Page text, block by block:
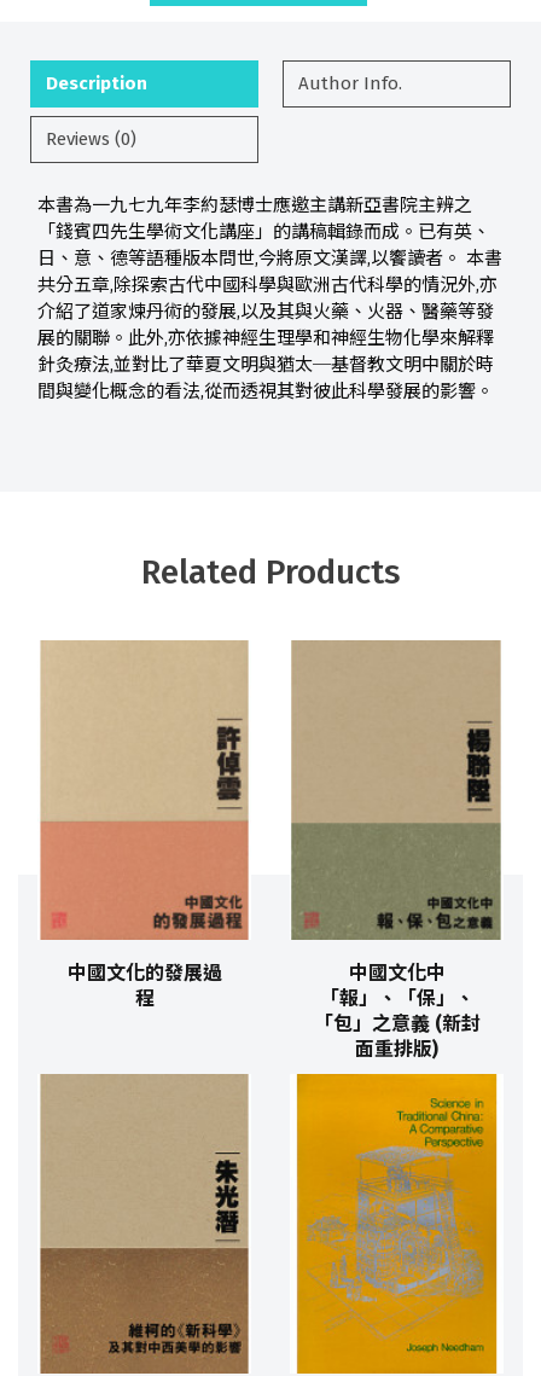
Description Author Info.
Reviews (0)
本書為一九七九年李約瑟博士應邀主講新亞書院主辨之
「錢賓四先生學術文化講座」的講稿輯錄而成。已有英、
日、意、德等語種版本問世,今將原文漢譯,以饗讀者。 本書
共分五章,除探索古代中國科學與歐洲古代科學的情況外,亦
介紹了道家煉丹術的發展,以及其與火藥、火器、醫藥等發
展的關聯。此外,亦依據神經生理學和神經生物化學來解釋
針灸療法,並對比了華夏文明與猶太─基督教文明中關於時
間與變化概念的看法,從而透視其對彼此科學發展的影響。
Related Products
中國文化的發展過
程
中國文化中
「報」、「保」、
「包」之意義 (新封
面重排版)